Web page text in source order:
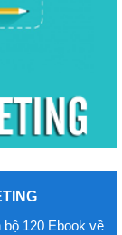
120 Ebook về